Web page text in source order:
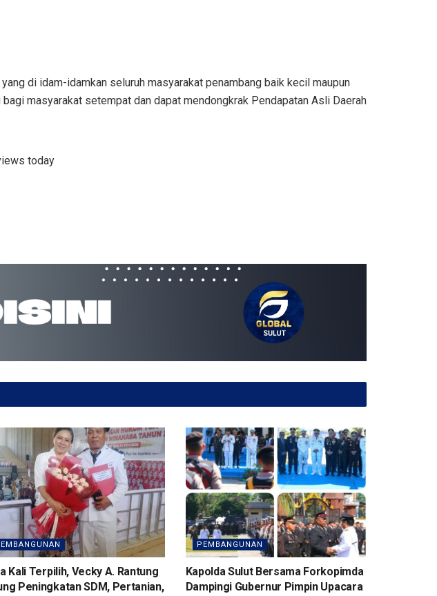
di idam-idamkan seluruh masyarakat penambang baik kecil maupun
masyarakat setempat dan dapat mendongkrak Pendapatan Asli Daerah
today
Kali Terpilih, Vecky A. Rantung
Peningkatan SDM, Pertanian,
PEMBANGUNAN
Kapolda Sulut Bersama Forkopimda
Dampingi Gubernur Pimpin Upacara